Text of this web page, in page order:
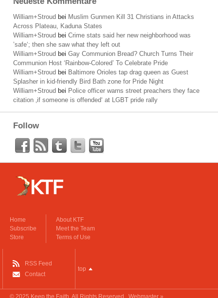
William+Stroud bei Muslim Gunmen Kill 31 Christians in Attacks
Across Plateau, Kaduna States
William+Stroud bei Crime stats said her new neighborhood was
’safe‘; then she saw what they left out
William+Stroud bei Gay Communion Bread? Church Turns Their
Communion Host ‘Rainbow-Colored’ To Celebrate Pride
William+Stroud bei Baltimore Orioles tap drag queen as Guest
Splasher in kid-friendly Bird Bath zone for Pride Night
William+Stroud bei Police officer warns street preachers they face
citation ‚if someone is offended‘ at LGBT pride rally
Follow
Home
Subscribe
Store
About KTF
Meet the Team
Terms of Use
RSS Feed
Contact
top
© 2025 Keep the Faith . All Rights Reserved. Webmaster »